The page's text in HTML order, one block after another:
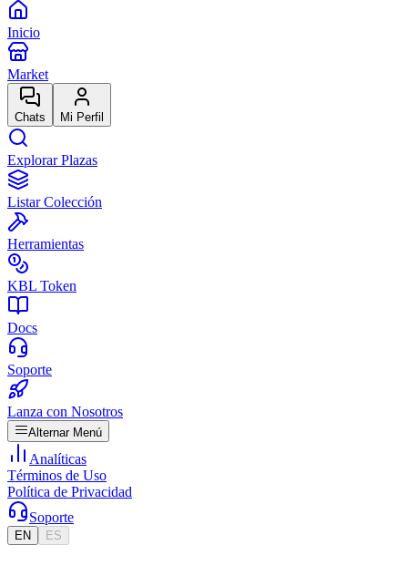
Inicio
Market
Chats Mi Perfil
Explorar Plazas
Listar Colección
Herramientas
KBL Token
Docs
Soporte
Lanza con Nosotros
Alternar Menú
Analíticas
Términos de Uso
Política de Privacidad
Soporte
EN ES